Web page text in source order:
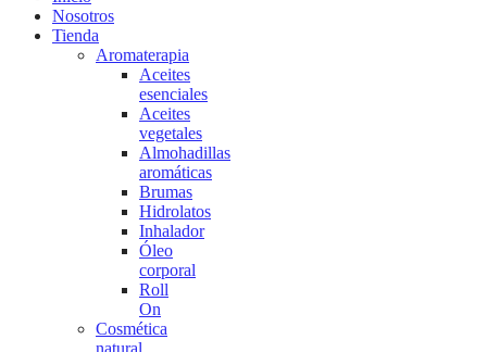
Nosotros
Tienda
Aromaterapia
Aceites
esenciales
Aceites
vegetales
Almohadillas
aromáticas
Brumas
Hidrolatos
Inhalador
Óleo
corporal
Roll
On
Cosmética
natural